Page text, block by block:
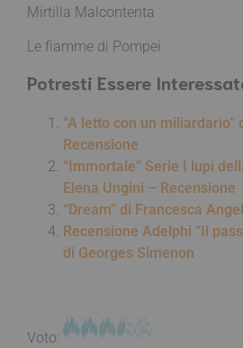
Mirtilla Malcontenta
Le fiamme di Pompei
Potresti Essere
“A letto con un miliardario”
Recensione
“Immortale” Serie I lupi
Elena Ungini – Recensione
“Dream” di Francesca
Recensione Adelphi “Il
di Georges Simenon
Voto: